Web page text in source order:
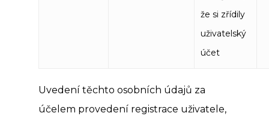
že si zřídily
uživatelský
účet
Uvedení těchto osobních údajů za
účelem provedení registrace uživatele,